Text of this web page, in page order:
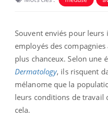
Souvent enviés pour leurs
employés des
plus chanceux. Selon une
Dermatology, ils risquent
mélanome que la
leurs conditions de travail
cela.